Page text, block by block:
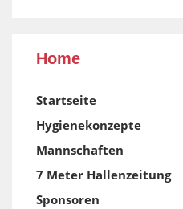
Home
Startseite
Hygienekonzepte
Mannschaften
7 Meter Hallenzeitung
Sponsoren